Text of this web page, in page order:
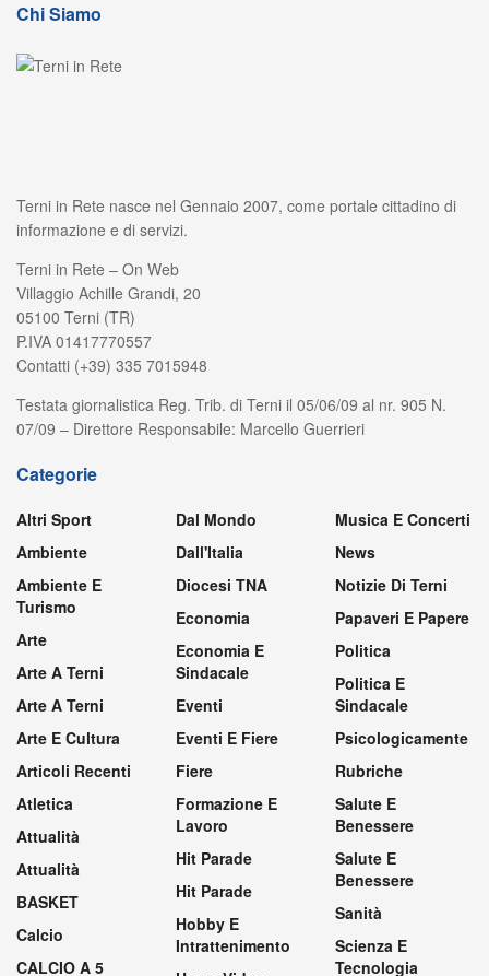
Chi Siamo
Terni in Rete nasce nel Gennaio 2007, come portale cittadino di
informazione e di servizi.
Terni in Rete – On Web
Villaggio Achille Grandi, 20
05100 Terni (TR)
P.IVA 01417770557
Contatti (+39) 335 7015948
Testata giornalistica Reg. Trib. di Terni il 05/06/09 al nr. 905 N.
07/09 – Direttore Responsabile: Marcello Guerrieri
Categorie
Altri Sport
Ambiente
Ambiente E
Turismo
Arte
Arte A Terni
Arte A Terni
Arte E Cultura
Articoli Recenti
Atletica
Attualità
Attualità
BASKET
Calcio
CALCIO A 5
Dal Mondo
Dall'Italia
Diocesi TNA
Economia
Economia E
Sindacale
Eventi
Eventi E Fiere
Fiere
Formazione E
Lavoro
Hit Parade
Hit Parade
Hobby E
Intrattenimento
Musica E Concerti
News
Notizie Di Terni
Papaveri E Papere
Politica
Politica E
Sindacale
Psicologicamente
Rubriche
Salute E
Benessere
Salute E
Benessere
Sanità
Scienza E
Tecnologia